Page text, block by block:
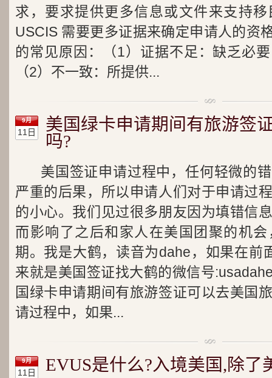
求，要求提供更多信息或文件来支持
USCIS 需要更多证据来确定申请人的资
的常见原因：（1）证据不足：缺乏必
（2）不一致：所提供...
9月
11日
美国绿卡申请期间有旅游签
吗?
美国签证申请过程中，任何轻微的
严重的后果，所以申请人们对于申请过
的小心。我们见过很多朋友因为填错信
而影响了之后和家人在美国团聚的机
期。我是大鹤，读音为dahe，如果在前
来就是美国签证找大鹤的微信号
国绿卡申请期间有旅游签证可以去美国
请过程中，如果...
9月
11日 EVUS是什么?入境美国,除了